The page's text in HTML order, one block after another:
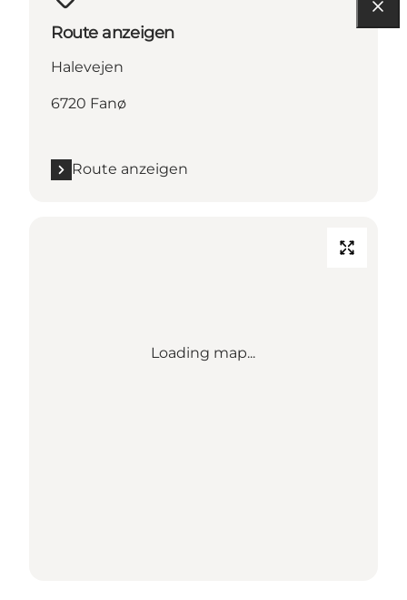
Route anzeigen
Halevejen
6720 Fanø
Route anzeigen
Loading map...